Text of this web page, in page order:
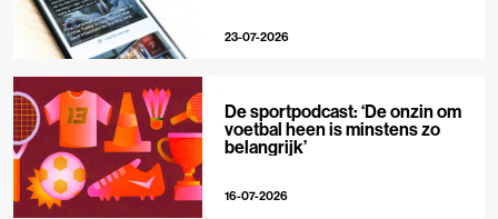
23-07-2026
De sportpodcast: ‘De onzin om
voetbal heen is minstens zo
belangrijk’
16-07-2026